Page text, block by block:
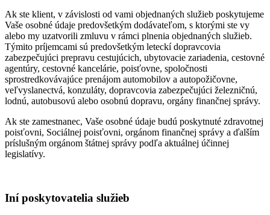
Ak ste klient, v závislosti od vami objednaných služieb poskytujeme
Vaše osobné údaje predovšetkým dodávateľom, s ktorými ste vy
alebo my uzatvorili zmluvu v rámci plnenia objednaných služieb.
Týmito príjemcami sú predovšetkým leteckí dopravcovia
zabezpečujúci prepravu cestujúcich, ubytovacie zariadenia, cestovné
agentúry, cestovné kancelárie, poisťovne, spoločnosti
sprostredkovávajúce prenájom automobilov a autopožičovne,
veľvyslanectvá, konzuláty, dopravcovia zabezpečujúci železničnú,
lodnú, autobusovú alebo osobnú dopravu, orgány finančnej správy.
Ak ste zamestnanec, Vaše osobné údaje budú poskytnuté zdravotnej
poisťovni, Sociálnej poisťovni, orgánom finančnej správy a ďalším
príslušným orgánom štátnej správy podľa aktuálnej účinnej
legislatívy.
Iní poskytovatelia služieb